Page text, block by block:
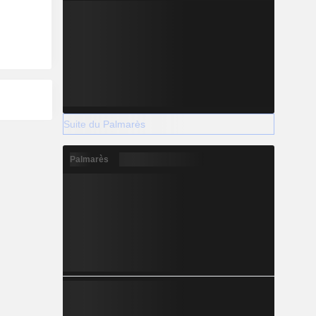
Suite du Palmarès
Palmarès